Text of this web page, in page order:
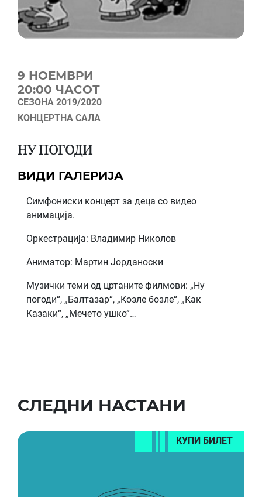
9 НОЕМВРИ
20:00 ЧАСОТ
СЕЗОНА 2019/2020
КОНЦЕРТНА САЛА
НУ ПОГОДИ
ВИДИ ГАЛЕРИЈА
Симфониски концерт за деца со видео
анимација.
Оркестрација: Владимир Николов
Аниматор: Мартин Јорданоски
Музички теми од цртаните филмови: „Ну
погоди“, „Балтазар“, „Козле бозле“, „Как
Казаки“, „Мечето ушко“…
СЛЕДНИ НАСТАНИ
КУПИ БИЛЕТ